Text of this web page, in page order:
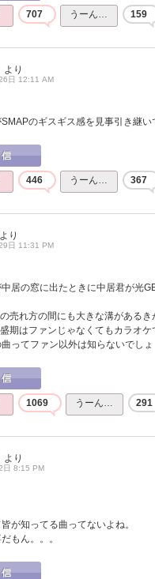
707 うーん… 159
より
日 12:11 AM
のギスギス感を見事引き継い
446 うーん… 367
より
日 11:31 PM
居の窓に出たときに中居君が光
売れ方の間にも大きな溝があるき
期はファンじゃなくてもカラオ
ってファン以外は知らないでしょ
1069 うーん… 291
より
日 8:15 PM
が知ってる曲ってないよね。
もん。。。